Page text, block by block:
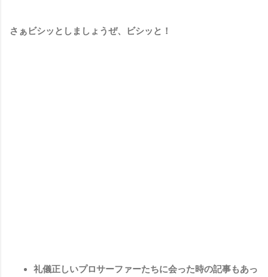
さぁビシッとしましょうぜ、ビシッと！
礼儀正しいプロサーファーたちに会った時の記事もあっ